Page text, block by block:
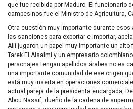
que fue recibida por Maduro. El funcionario
campesinos fue el Ministro de Agricultura,
Otra cuestión muy importante durante esos
las sanciones para exportar e importar,
Allí jugaron un papel muy importante un alto
Tarek El Aisalmi y un empresario
personajes tengan apellidos árabes no es
una importante comunidad de ese origen
está muy inserta en operaciones
actual pareja de la presidenta encargada,
Abou Nassif, dueño de la cadena de